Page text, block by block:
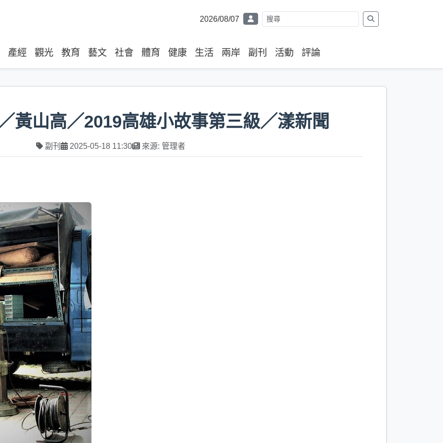
2026/08/07
產經 觀光 教育 藝文 社會 體育 健康 生活 兩岸 副刊 活動 評論
黃山高／2019高雄小故事第三級／漾新聞
副刊 2025-05-18 11:30 來源: 管理者